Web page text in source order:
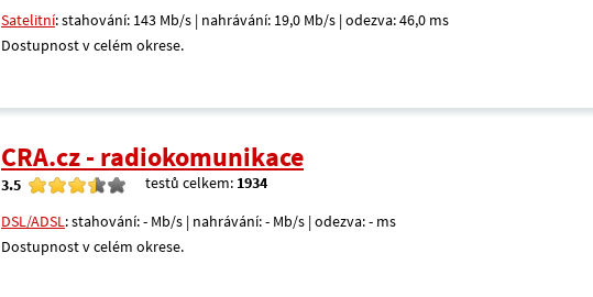
Satelitní: stahování: 143 Mb/s | nahrávání: 19,0 Mb/s | odezva: 46,0 ms
Dostupnost v celém okrese.
CRA.cz - radiokomunikace
3.5 testů celkem: 1934
DSL/ADSL: stahování: - Mb/s | nahrávání: - Mb/s | odezva: - ms
Dostupnost v celém okrese.